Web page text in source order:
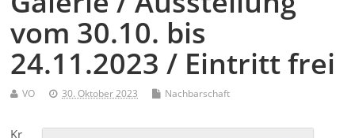
vom 30.10. bis
24.11.2023 / Eintritt frei
VO 30. Oktober 2023 Nachbarschaft
Kr